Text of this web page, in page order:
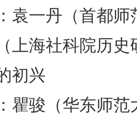
袁一丹（首都师
上海社科院历
初兴
瞿骏（华东师范